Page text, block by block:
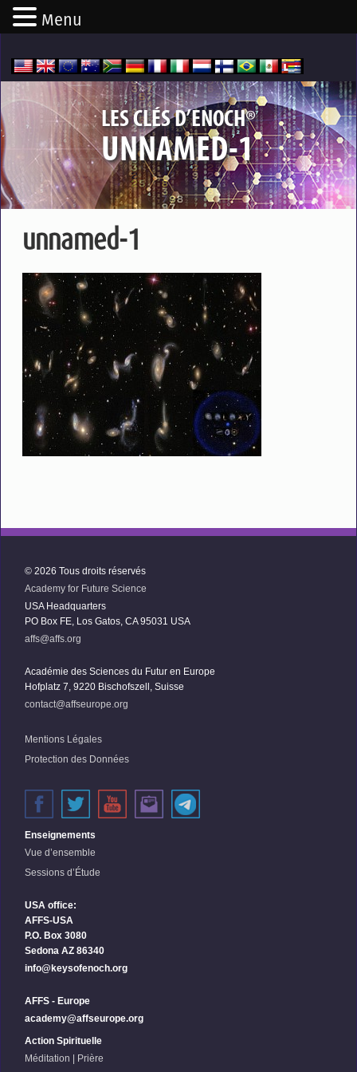
LES CLÉS D’ENOCH®
UNNAMED-1
unnamed-1
© 2026 Tous droits réservés
Academy for Future Science
USA Headquarters
PO Box FE, Los Gatos, CA 95031 USA
affs@affs.org
Académie des Sciences du Futur en Europe
Hofplatz 7, 9220 Bischofszell, Suisse
contact@affseurope.org
Mentions Légales
Protection des Données
Enseignements
Vue d’ensemble
Sessions d’Étude
USA office:
AFFS-USA
P.O. Box 3080
Sedona AZ 86340
info@keysofenoch.org
AFFS - Europe
academy@affseurope.org
Action Spirituelle
Méditation | Prière
Menu